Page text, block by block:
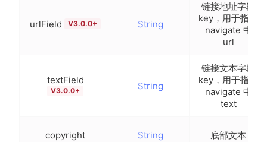
urlField V3.0.0+ String
链接地址字段
key，用于指定
navigate 中
url
textField
V3.0.0+ String
链接文本字段
key，用于指定
navigate 中
text
copyright String 底部文本